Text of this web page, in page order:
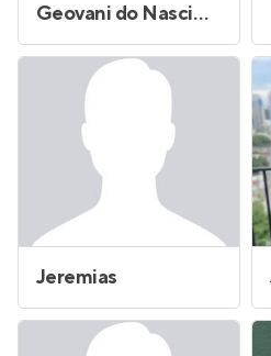
Geovani do Nascimento Azevedo
Jeremias